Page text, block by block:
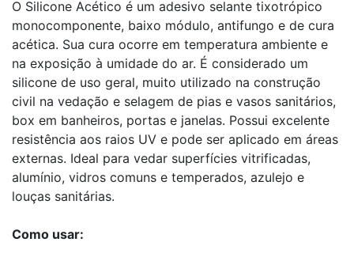
O Silicone Acético é um adesivo selante tixotrópico
monocomponente, baixo módulo, antifungo e de cura
acética. Sua cura ocorre em temperatura ambiente e
na exposição à umidade do ar. É considerado um
silicone de uso geral, muito utilizado na construção
civil na vedação e selagem de pias e vasos sanitários,
box em banheiros, portas e janelas. Possui excelente
resistência aos raios UV e pode ser aplicado em áreas
externas. Ideal para vedar superfícies vitrificadas,
alumínio, vidros comuns e temperados, azulejo e
louças sanitárias.
Como usar: